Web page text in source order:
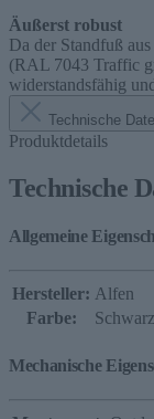
Äußerst robust
Da der Standfuß
(RAL 7043 Traffic
widerstandsfähig
Technische
Produktdetails
Technische
Allgemeine
Hersteller: Alfen
Farbe:
Schwarz
Mechanische